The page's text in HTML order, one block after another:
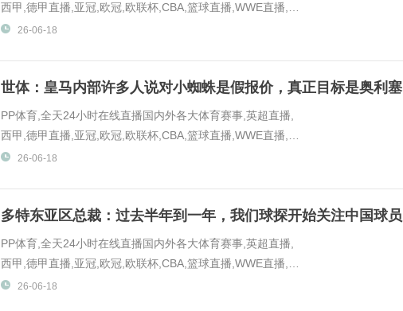
西甲,德甲直播,亚冠,欧冠,欧联杯,CBA,篮球直播,WWE直播,PP
体育,PP视频一起玩出精彩...
26-06-18
世体：皇马内部许多人说对小蜘蛛是假报价，真正目标是奥利塞
PP体育,全天24小时在线直播国内外各大体育赛事,英超直播,
西甲,德甲直播,亚冠,欧冠,欧联杯,CBA,篮球直播,WWE直播,PP
体育,PP视频一起玩出精彩...
26-06-18
多特东亚区总裁：过去半年到一年，我们球探开始关注中国球员
PP体育,全天24小时在线直播国内外各大体育赛事,英超直播,
西甲,德甲直播,亚冠,欧冠,欧联杯,CBA,篮球直播,WWE直播,PP
体育,PP视频一起玩出精彩...
26-06-18